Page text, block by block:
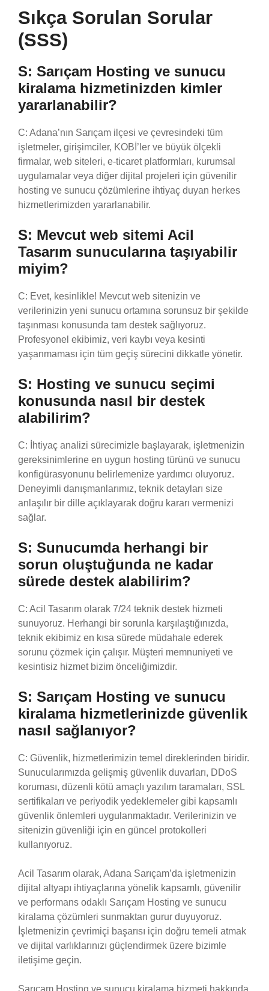
Sıkça Sorulan Sorular
(SSS)
S: Sarıçam Hosting ve sunucu
kiralama hizmetinizden kimler
yararlanabilir?
C: Adana’nın Sarıçam ilçesi ve çevresindeki tüm
işletmeler, girişimciler, KOBİ’ler ve büyük ölçekli
firmalar, web siteleri, e-ticaret platformları, kurumsal
uygulamalar veya diğer dijital projeleri için güvenilir
hosting ve sunucu çözümlerine ihtiyaç duyan herkes
hizmetlerimizden yararlanabilir.
S: Mevcut web sitemi Acil
Tasarım sunucularına taşıyabilir
miyim?
C: Evet, kesinlikle! Mevcut web sitenizin ve
verilerinizin yeni sunucu ortamına sorunsuz bir şekilde
taşınması konusunda tam destek sağlıyoruz.
Profesyonel ekibimiz, veri kaybı veya kesinti
yaşanmaması için tüm geçiş sürecini dikkatle yönetir.
S: Hosting ve sunucu seçimi
konusunda nasıl bir destek
alabilirim?
C: İhtiyaç analizi sürecimizle başlayarak, işletmenizin
gereksinimlerine en uygun hosting türünü ve sunucu
konfigürasyonunu belirlemenize yardımcı oluyoruz.
Deneyimli danışmanlarımız, teknik detayları size
anlaşılır bir dille açıklayarak doğru kararı vermenizi
sağlar.
S: Sunucumda herhangi bir
sorun oluştuğunda ne kadar
sürede destek alabilirim?
C: Acil Tasarım olarak 7/24 teknik destek hizmeti
sunuyoruz. Herhangi bir sorunla karşılaştığınızda,
teknik ekibimiz en kısa sürede müdahale ederek
sorunu çözmek için çalışır. Müşteri memnuniyeti ve
kesintisiz hizmet bizim önceliğimizdir.
S: Sarıçam Hosting ve sunucu
kiralama hizmetlerinizde güvenlik
nasıl sağlanıyor?
C: Güvenlik, hizmetlerimizin temel direklerinden biridir.
Sunucularımızda gelişmiş güvenlik duvarları, DDoS
koruması, düzenli kötü amaçlı yazılım taramaları, SSL
sertifikaları ve periyodik yedeklemeler gibi kapsamlı
güvenlik önlemleri uygulanmaktadır. Verilerinizin ve
sitenizin güvenliği için en güncel protokolleri
kullanıyoruz.
Acil Tasarım olarak, Adana Sarıçam’da işletmenizin
dijital altyapı ihtiyaçlarına yönelik kapsamlı, güvenilir
ve performans odaklı Sarıçam Hosting ve sunucu
kiralama çözümleri sunmaktan gurur duyuyoruz.
İşletmenizin çevrimiçi başarısı için doğru temeli atmak
ve dijital varlıklarınızı güçlendirmek üzere bizimle
iletişime geçin.
Sarıçam Hosting ve sunucu kiralama hizmeti hakkında